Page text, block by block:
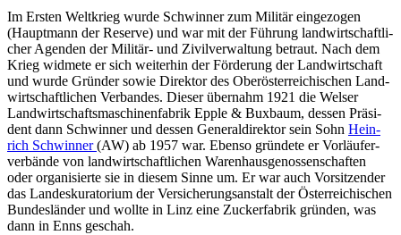
Im Ers­ten Welt­krieg wurde Schwin­ner zum Mi­li­tär ein­ge­zo­gen
(Haupt­mann der Re­ser­ve) und war mit der Füh­rung land­wirt­schaft­li­
cher Agen­den der Mi­li­tär- und Zi­vil­ver­wal­tung be­traut. Nach dem
Krieg wid­me­te er sich wei­ter­hin der För­de­rung der Land­wirt­schaft
und wurde Grün­der sowie Di­rek­tor des Ober­ös­ter­rei­chi­schen Land­
wirt­schaft­li­chen Ver­ban­des. Die­ser über­nahm 1921 die Wel­ser
Land­wirt­schafts­ma­schi­nen­fa­brik Epple & Bu­x­baum, des­sen Prä­si­
dent dann Schwin­ner und des­sen Ge­ne­ral­di­rek­tor sein Sohn Hein­
rich Schwin­ner(AW) ab 1957 war. Eben­so grün­de­te er Vor­läu­fer­
ver­bän­de von land­wirt­schaft­li­chen Wa­ren­haus­ge­nos­sen­schaf­ten
oder or­ga­ni­sier­te sie in die­sem Sinne um. Er war auch Vor­sit­zen­der
das Lan­des­ku­ra­to­ri­um der Ver­si­che­rungs­an­stalt der Ös­ter­rei­chi­schen
Bun­des­län­der und woll­te in Linz eine Zu­cker­fa­brik grün­den, was
dann in Enns ge­schah.